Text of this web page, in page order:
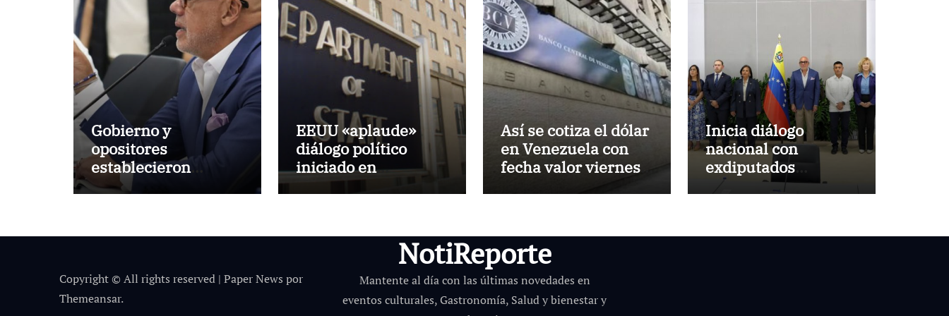
Gobierno y
opositores
establecieron
metodología para el
EEUU «aplaude»
diálogo político
iniciado en
Venezuela
Así se cotiza el dólar
en Venezuela con
fecha valor viernes 7
Inicia diálogo
nacional con
exdiputados
opositores de la AN
Copyright © All rights reserved | Paper News por
Themeansar.
NotiReporte
Mantente al día con las últimas novedades en
eventos culturales, Gastronomía, Salud y bienestar y